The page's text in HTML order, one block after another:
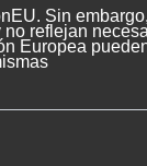
Sin
reflejan
Europea